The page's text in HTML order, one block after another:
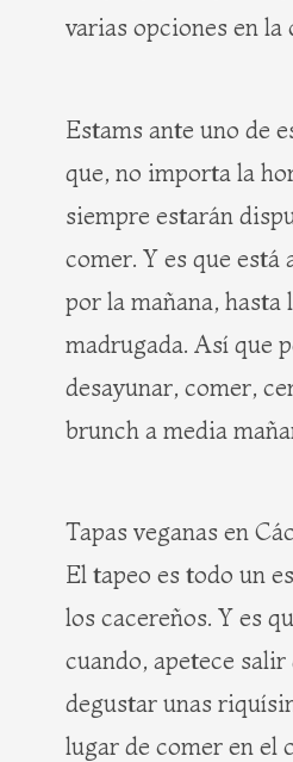
varias opciones en la
Estams ante uno de
que, no importa la
siempre estarán
comer. Y es que está
por la mañana, hasta
madrugada. Así que
desayunar, comer,
brunch a media
Tapas veganas en
El tapeo es todo un
los cacereños. Y es
cuando, apetece salir
degustar unas
lugar de comer en el